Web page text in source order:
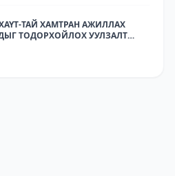
ТАЙ ХАМТРАН АЖИЛЛАХ
ТОДОРХОЙЛОХ УУЛЗАЛТ